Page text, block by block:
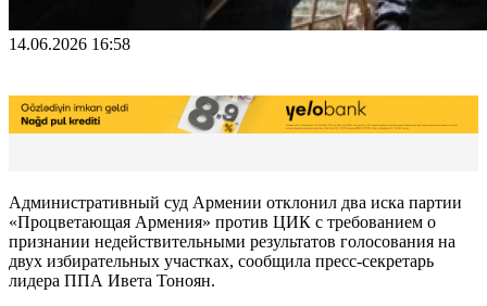
14.06.2026 16:58
Административный суд Армении отклонил два иска партии
«Процветающая Армения» против ЦИК с требованием о
признании недействительными результатов голосования на
двух избирательных участках, сообщила пресс-секретарь
лидера ППА Ивета Тоноян.